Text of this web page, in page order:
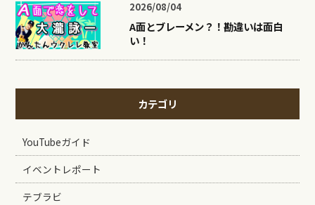
2026/08/04
A面とブレーメン？！勘違いは面白
い！
カテゴリ
YouTubeガイド
イベントレポート
テブラビ